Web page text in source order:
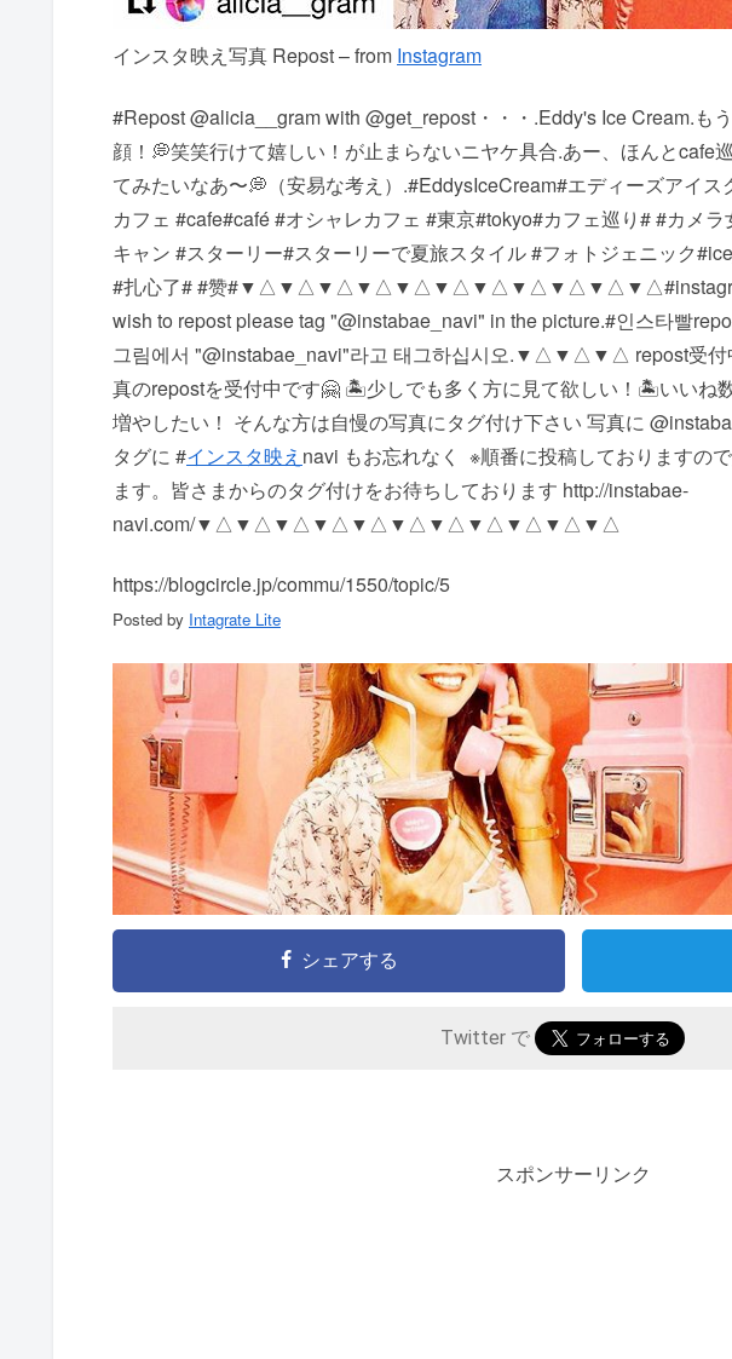
インスタ映え写真 Repost – from Instagram
#Repost @alicia__gram with @get_repost・・・.Eddy's Ice Cream.も
顔！💭笑笑行けて嬉しい！が止まらないニヤケ具合.あー、ほんとcafe
てみたいなあ〜💭（安易な考え）.#EddysIceCream#エディーズアイ
カフェ #cafe#café #オシャレカフェ #東京#tokyo#カフェ巡り# #カメ
キャン #スターリー#スターリーで夏旅スタイル #フォトジェニック
#扎心了# #赞# ▼△▼△▼△▼△▼△▼△▼△▼△▼△▼△▼△
wish to repost please tag "@instabae_navi" in the picture. #인스타빨
그림에서 "@instabae_navi"라고 태그하십시오. ▼△▼△▼△ repost
真のrepostを受付中です🤗 🏝少しでも多く方に見て欲しい！ 🏝いいね
増やしたい！ そんな方は自慢の写真にタグ付け下さい 写真に
タグに #インスタ映え navi もお忘れなく ️ ※順番に投稿しておりますの
ます。 皆さまからのタグ付けをお待ちしております http://instabae-
navi.com/ ▼△▼△▼△▼△▼△▼△▼△▼△▼△▼△▼△
https://blogcircle.jp/commu/1550/topic/5
Posted by Intagrate Lite
シェアする
Twitter で
スポンサーリンク